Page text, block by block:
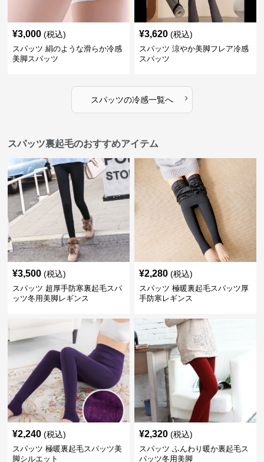
¥3,000 (税込)
スパッツ 絹のような滑らか冷感
美脚スパッツ
¥3,620 (税込)
スパッツ 涼やか美脚フレア冷感
スパッツ
スパッツの冷感一覧へ ›
スパッツ裏起毛のおすすめアイテム
¥3,500 (税込)
スパッツ 超厚手防寒裏起毛スパ
ッツ冬用美脚レギンス
¥2,280 (税込)
スパッツ 極暖裏起毛スパッツ厚
手防寒レギンス
¥2,240 (税込)
スパッツ 極暖裏起毛スパッツ美
脚シルエット
¥2,320 (税込)
スパッツ ふんわり暖か裏起毛ス
パッツ冬用美脚